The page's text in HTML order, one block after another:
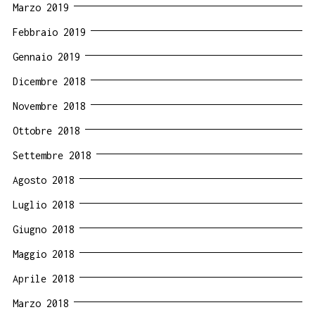
Marzo 2019
Febbraio 2019
Gennaio 2019
Dicembre 2018
Novembre 2018
Ottobre 2018
Settembre 2018
Agosto 2018
Luglio 2018
Giugno 2018
Maggio 2018
Aprile 2018
Marzo 2018